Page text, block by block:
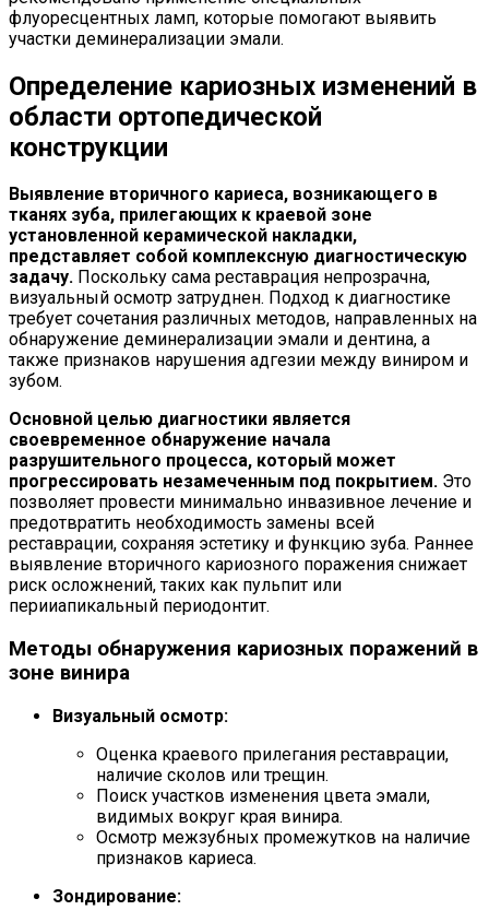
флуоресцентных ламп, которые помогают выявить
участки деминерализации эмали.
Определение кариозных изменений в
области ортопедической
конструкции
Выявление вторичного кариеса, возникающего в
тканях зуба, прилегающих к краевой зоне
установленной керамической накладки,
представляет собой комплексную диагностическую
задачу. Поскольку сама реставрация непрозрачна,
визуальный осмотр затруднен. Подход к диагностике
требует сочетания различных методов, направленных на
обнаружение деминерализации эмали и дентина, а
также признаков нарушения адгезии между виниром и
зубом.
Основной целью диагностики является
своевременное обнаружение начала
разрушительного процесса, который может
прогрессировать незамеченным под покрытием. Это
позволяет провести минимально инвазивное лечение и
предотвратить необходимость замены всей
реставрации, сохраняя эстетику и функцию зуба. Раннее
выявление вторичного кариозного поражения снижает
риск осложнений, таких как пульпит или
перииапикальный периодонтит.
Методы обнаружения кариозных поражений в
зоне винира
Визуальный осмотр:
Оценка краевого прилегания реставрации,
наличие сколов или трещин.
Поиск участков изменения цвета эмали,
видимых вокруг края винира.
Осмотр межзубных промежутков на наличие
признаков кариеса.
Зондирование: